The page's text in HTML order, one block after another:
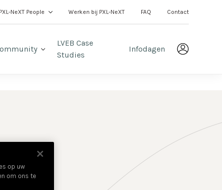
NeXT People Werken bij PXL-NeXT FAQ Contact
LVEB Case
Studies
Infodagen
op uw
om ons te